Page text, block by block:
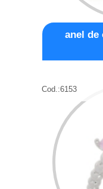
anel de
Cod.:6153